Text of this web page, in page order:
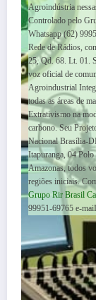
Agroindústria
Controlado pelo
Whatsapp (62)
Rede de Rádios,
25, Qd. 68. Lt. 01.
voz oficial de
Agroindustrial
todas as áreas de
Extrativismo na
carbono. Seu
Nacional Brasília-
Itapuranga, 04
Amazonas, todos
regiões iniciais.
Grupo Rir Brasil
99951-69765 e-